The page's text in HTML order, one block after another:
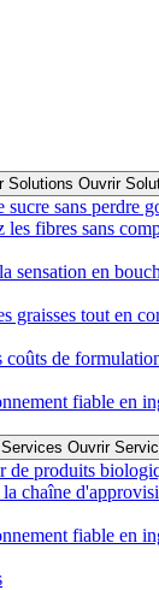
Solutions Ouvrir
sucre sans perdre
les fibres sans
sensation en
graisses tout en
coûts de
fiable en
Ouvrir
de produits
chaîne
fiable en